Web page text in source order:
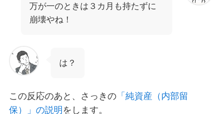
万が一のときは３カ月も持たずに
崩壊やね！
は？
この反応のあと、さっきの「純資産（内部留
保）」の説明 をします。